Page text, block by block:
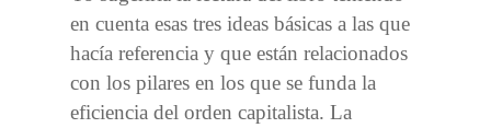
en cuenta esas tres ideas básicas a las que
hacía referencia y que están relacionados
con los pilares en los que se funda la
eficiencia del orden capitalista. La